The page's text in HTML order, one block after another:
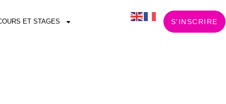
ET STAGES S'INSCRIRE